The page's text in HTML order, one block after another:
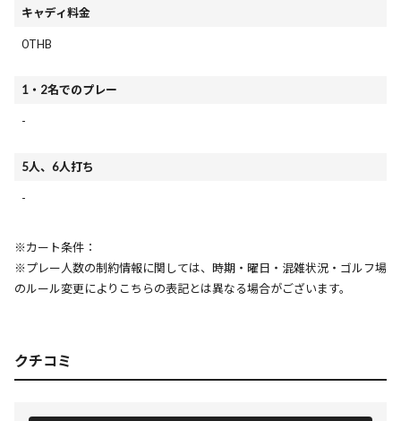
キャディ料金
0THB
1・2名でのプレー
-
5人、6人打ち
-
※カート条件：
※プレー人数の制約情報に関しては、時期・曜日・混雑状況・ゴルフ場
のルール変更によりこちらの表記とは異なる場合がございます。
クチコミ